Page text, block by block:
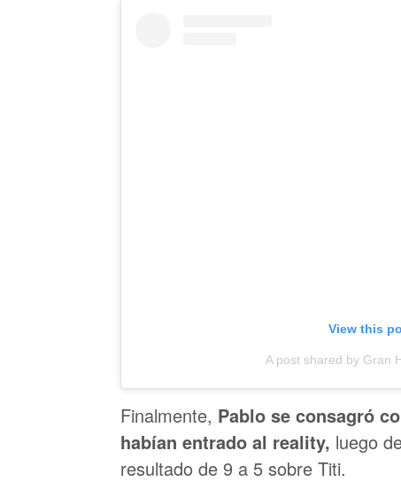
View this
A post shared by Gran
Finalmente, Pablo se consagró
habían entrado al reality, luego
resultado de 9 a 5 sobre Titi.